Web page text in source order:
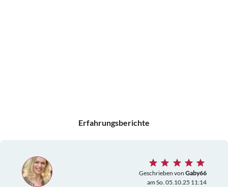
Erfahrungsberichte
Geschrieben von Gaby66
am So. 05.10.25 11:14